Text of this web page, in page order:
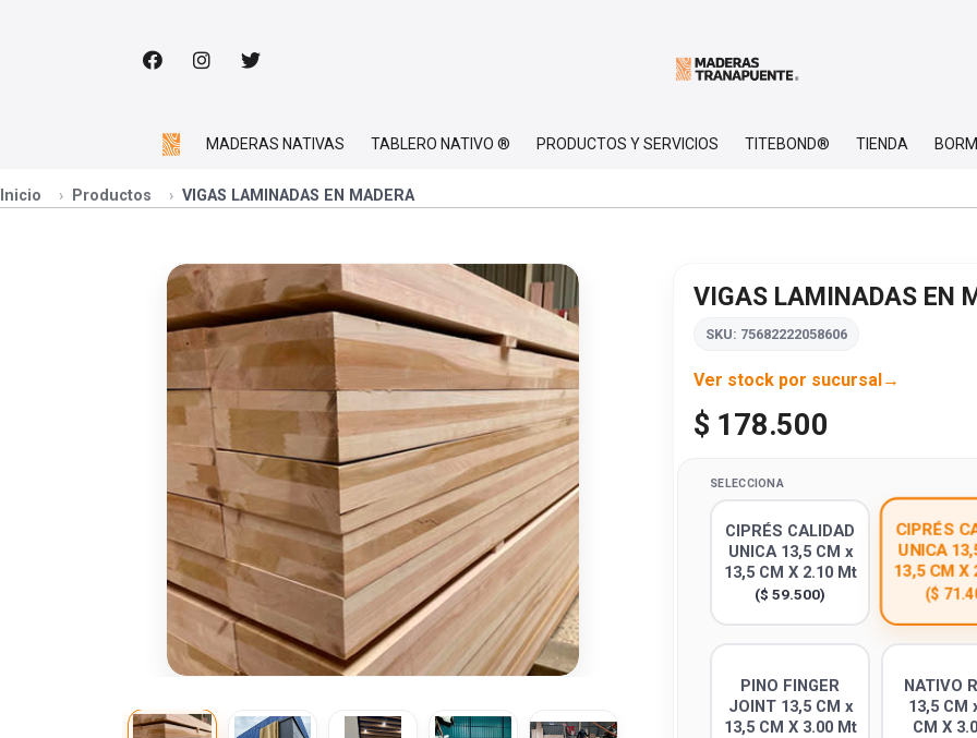
MADERAS NATIVAS TABLERO NATIVO ® PRODUCTOS Y SERVICIOS TITEBOND® TIENDA
Inicio Productos VIGAS LAMINADAS EN MADERA
VIGAS LAMINADAS EN
SKU: 75682222058606
Ver stock por sucursal
$ 178.500
SELECCIONA
CIPRÉS CALIDAD
UNICA 13,5 CM x
13,5 CM X 2.10 Mt
($ 59.500)
CIPRÉS
UNICA
13,5 CM X
($
PINO FINGER
JOINT 13,5 CM x
13,5 CM X 3.00 Mt
NATIVO
13,5 CM
CM X